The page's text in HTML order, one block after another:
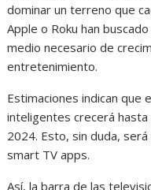
dominar un terreno que
Apple o Roku han
medio necesario de
entretenimiento.
Estimaciones indican que
inteligentes crecerá hasta
2024. Esto, sin duda,
smart TV apps.
Así, la barra de las